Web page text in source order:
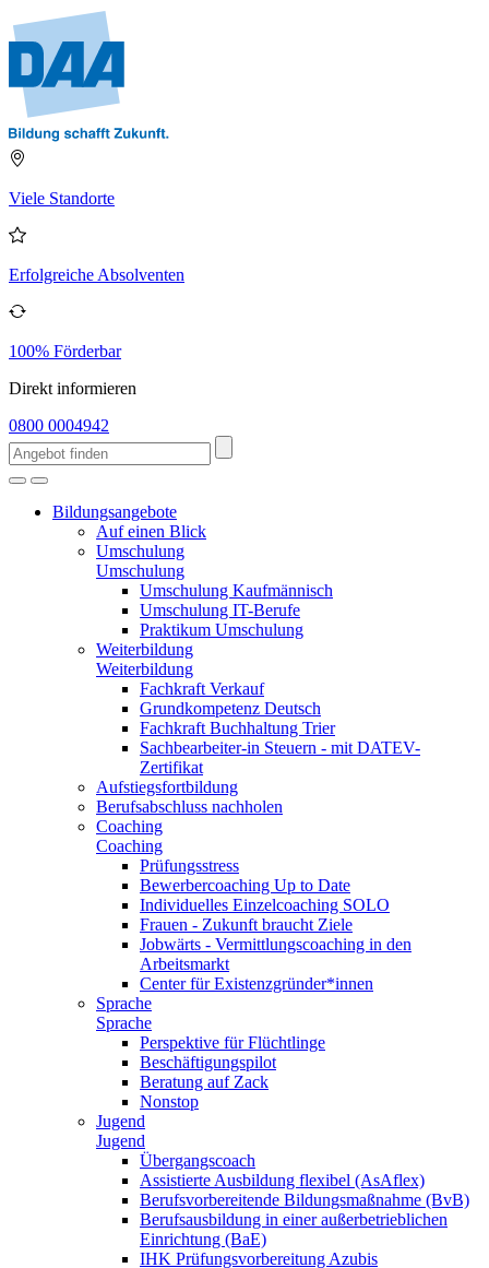
Viele Standorte
Erfolgreiche Absolventen
100% Förderbar
Direkt informieren
0800 0004942
Bildungsangebote
Auf einen Blick
Umschulung
Umschulung
Umschulung Kaufmännisch
Umschulung IT-Berufe
Praktikum Umschulung
Weiterbildung
Weiterbildung
Fachkraft Verkauf
Grundkompetenz Deutsch
Fachkraft Buchhaltung Trier
Sachbearbeiter-in Steuern - mit DATEV-
Zertifikat
Aufstiegsfortbildung
Berufsabschluss nachholen
Coaching
Coaching
Prüfungsstress
Bewerbercoaching Up to Date
Individuelles Einzelcoaching SOLO
Frauen - Zukunft braucht Ziele
Jobwärts - Vermittlungscoaching in den
Arbeitsmarkt
Center für Existenzgründer*innen
Sprache
Sprache
Perspektive für Flüchtlinge
Beschäftigungspilot
Beratung auf Zack
Nonstop
Jugend
Jugend
Übergangscoach
Assistierte Ausbildung flexibel (AsAflex)
Berufsvorbereitende Bildungsmaßnahme (BvB)
Berufsausbildung in einer außerbetrieblichen
Einrichtung (BaE)
IHK Prüfungsvorbereitung Azubis